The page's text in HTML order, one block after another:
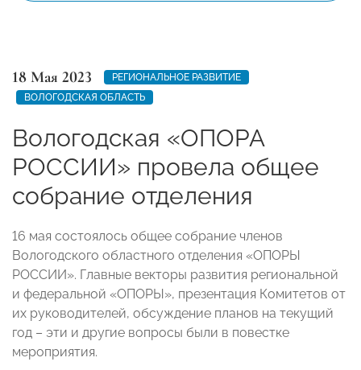
18 Мая 2023
РЕГИОНАЛЬНОЕ РАЗВИТИЕ
ВОЛОГОДСКАЯ ОБЛАСТЬ
Вологодская «ОПОРА
РОССИИ» провела общее
собрание отделения
16 мая состоялось общее собрание членов
Вологодского областного отделения «ОПОРЫ
РОССИИ». Главные векторы развития региональной
и федеральной «ОПОРЫ», презентация Комитетов от
их руководителей, обсуждение планов на текущий
год – эти и другие вопросы были в повестке
мероприятия.